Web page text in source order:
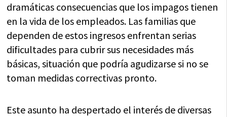
dramáticas consecuencias que los impagos tienen
en la vida de los empleados. Las familias que
dependen de estos ingresos enfrentan serias
dificultades para cubrir sus necesidades más
básicas, situación que podría agudizarse si no se
toman medidas correctivas pronto.
Este asunto ha despertado el interés de diversas